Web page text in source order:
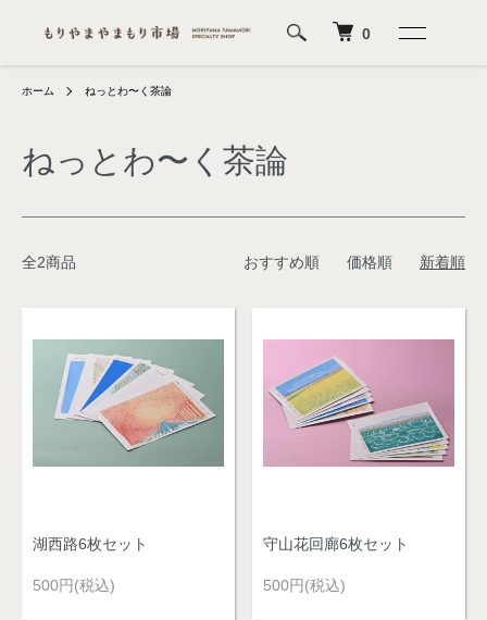
0
ホーム ねっとわ〜く茶論
ねっとわ〜く茶論
全2商品 おすすめ順 価格順 新着順
湖西路6枚セット
500円(税込)
守山花回廊6枚セット
500円(税込)